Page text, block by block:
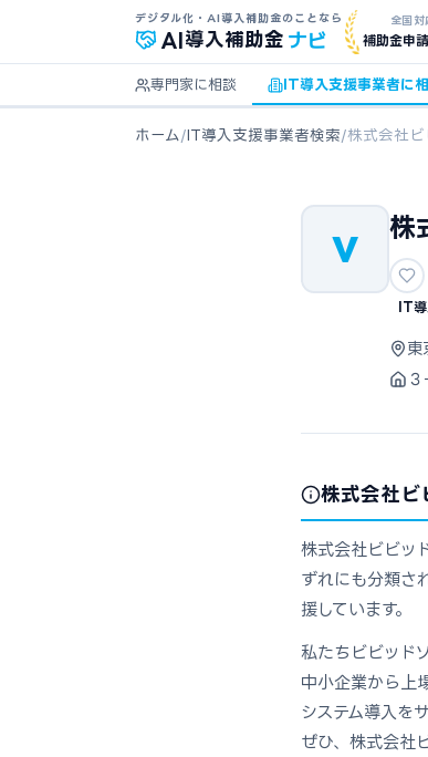
デジタル化・AI導入補助金のことなら
AI導入補助金 ナビ
全国対
補助金申
専門家に相談 IT導入支援事業者に
ホーム /IT導入支援事業者検索/株式会社ビ
V
株
IT
東
３
株式会社ビ
株式会社ビビッ
ずれにも分類さ
援しています。
私たちビビッド
中小企業から上
システム導入を
ぜひ、株式会社